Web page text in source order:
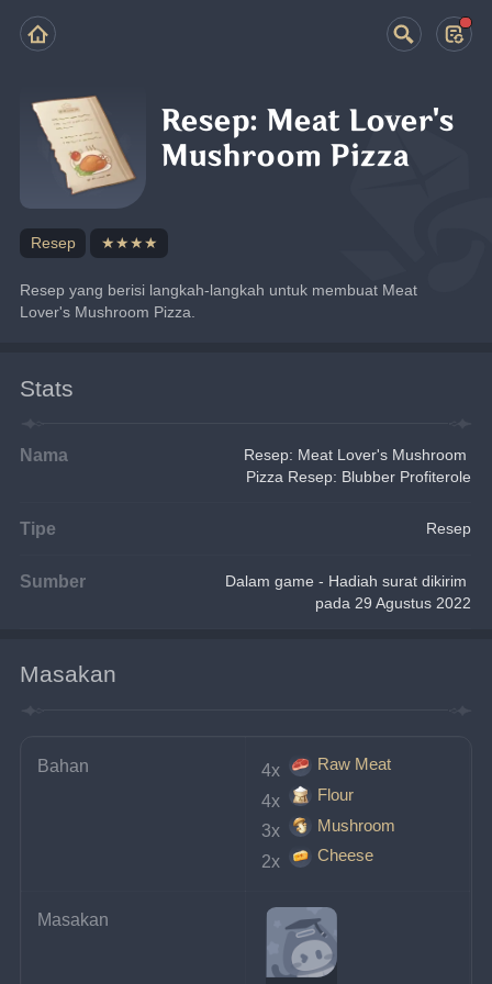
Resep: Meat Lover's
Mushroom Pizza
Resep ★★★★
Resep yang berisi langkah-langkah untuk membuat Meat
Lover's Mushroom Pizza.
Stats
Nama
Resep: Meat Lover's Mushroom
Pizza Resep: Blubber Profiterole
Tipe Resep
Sumber
Dalam game - Hadiah surat dikirim
pada 29 Agustus 2022
Masakan
Bahan 4x
Raw Meat
4x
Flour
3x
Mushroom
2x
Cheese
Masakan